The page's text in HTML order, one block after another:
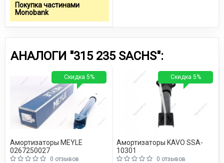
Покупка частинами
Monobank
АНАЛОГИ "315 235 SACHS":
Амортизаторы MEYLE
0267250027
0 отзывов
Скидка 5%
Амортизаторы KAVO SSA-
10301
0 отзывов
Скидка 5%